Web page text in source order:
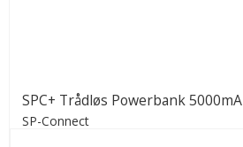
SPC+ Trådløs Powerbank 5000mA
SP-Connect